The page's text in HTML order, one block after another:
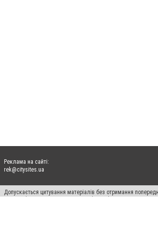
Реклама на сайті:
rek@citysites.ua
Допускається цитування матеріалів без отримання
систем гіперпосилання на цитовані статті не нижче